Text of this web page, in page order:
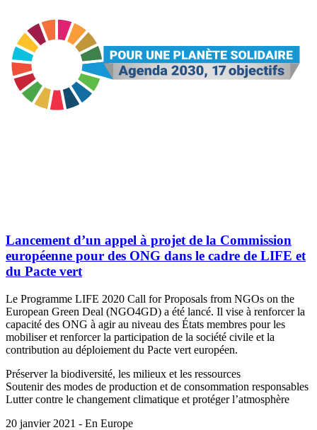
Lancement d’un appel à projet de la Commission
européenne pour des ONG dans le cadre de LIFE et
du Pacte vert
Le Programme LIFE 2020 Call for Proposals from NGOs on the
European Green Deal (NGO4GD) a été lancé. Il vise à renforcer la
capacité des ONG à agir au niveau des États membres pour les
mobiliser et renforcer la participation de la société civile et la
contribution au déploiement du Pacte vert européen.
Préserver la biodiversité, les milieux et les ressources
Soutenir des modes de production et de consommation responsables
Lutter contre le changement climatique et protéger l’atmosphère
20 janvier 2021 - En Europe